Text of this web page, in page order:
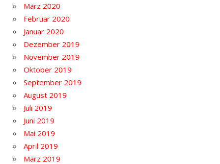
März 2020
Februar 2020
Januar 2020
Dezember 2019
November 2019
Oktober 2019
September 2019
August 2019
Juli 2019
Juni 2019
Mai 2019
April 2019
März 2019